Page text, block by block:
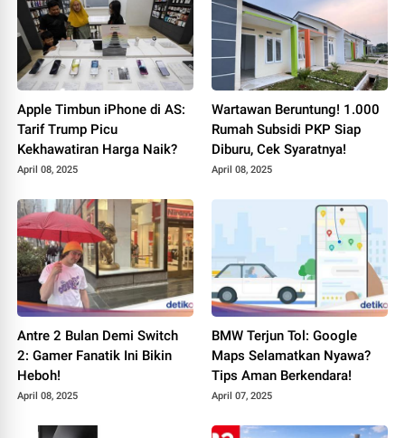
Apple Timbun iPhone di AS:
Tarif Trump Picu
Kekhawatiran Harga Naik?
April 08, 2025
Wartawan Beruntung! 1.000
Rumah Subsidi PKP Siap
Diburu, Cek Syaratnya!
April 08, 2025
Antre 2 Bulan Demi Switch
2: Gamer Fanatik Ini Bikin
Heboh!
April 08, 2025
BMW Terjun Tol: Google
Maps Selamatkan Nyawa?
Tips Aman Berkendara!
April 07, 2025